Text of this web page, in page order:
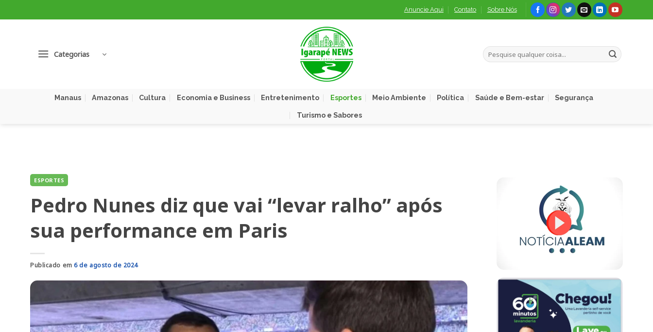
to
Anuncie Aqui Contato Sobre Nós
Categorias
Manaus Amazonas Cultura Economia e Business Entretenimento Esportes Meio Ambiente Política Saúde e Bem-estar Segurança
Turismo e Sabores
ESPORTES
Pedro Nunes diz que vai “levar ralho” após
sua performance em Paris
Publicado em6 de agosto de 2024